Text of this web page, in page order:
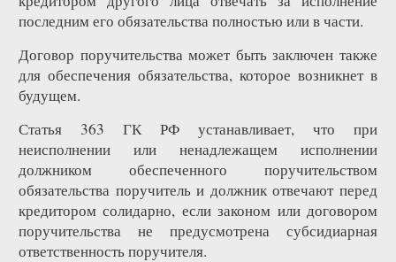
последним его обязательства полностью или в части.
Договор поручительства может быть заключен также
для обеспечения обязательства, которое возникнет в
будущем.
Статья 363 ГК РФ устанавливает, что при
неисполнении или ненадлежащем исполнении
должником обеспеченного поручительством
обязательства поручитель и должник отвечают перед
кредитором солидарно, если законом или договором
поручительства не предусмотрена субсидиарная
ответственность поручителя.